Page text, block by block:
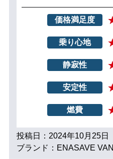
価格満足度
乗り心地
静寂性
安定性
燃費
投稿日：2024年10月25日
ブランド：ENASAVE